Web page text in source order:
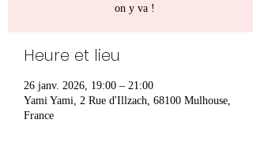
on y va !
Heure et lieu
26 janv. 2026, 19:00 – 21:00
Yami Yami, 2 Rue d'Illzach, 68100 Mulhouse,
France